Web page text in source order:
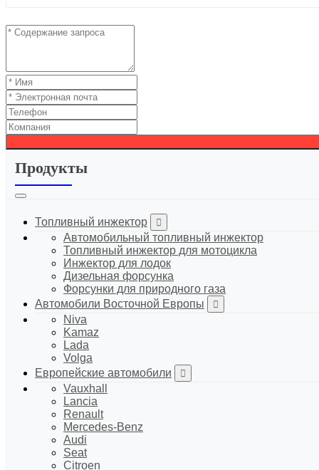
Продукты
Топливный инжектор
Автомобильный топливный инжектор
Топливный инжектор для мотоцикла
Инжектор для лодок
Дизельная форсунка
Форсунки для природного газа
Автомобили Восточной Европы
Niva
Kamaz
Lada
Volga
Европейские автомобили
Vauxhall
Lancia
Renault
Mercedes-Benz
Audi
Seat
Citroen